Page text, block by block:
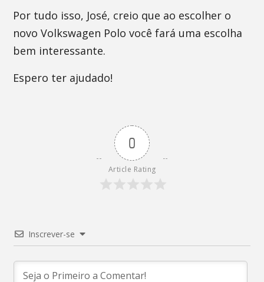
Por tudo isso, José, creio que ao escolher o
novo Volkswagen Polo você fará uma escolha
bem interessante.
Espero ter ajudado!
0
Article Rating
Inscrever-se